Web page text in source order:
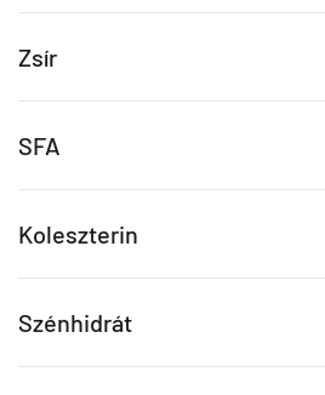
Zsír
SFA
Koleszterin
Szénhidrát